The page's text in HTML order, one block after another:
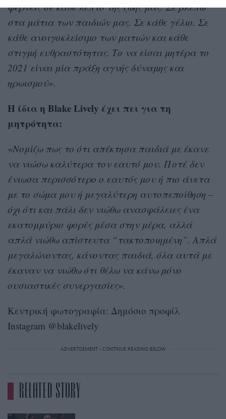
φέρνεις σε κάθε λεπτό της ζωής μας. Σε βλέπω
στα μάτια των παιδιών μας. Σε κάθε γέλιο. Σε
κάθε ανοιγοκλείσιμο των ματιών και κάθε
στιγμή ευθραστότητας. Το να είσαι μητέρα το
2021 είναι μία πράξη αγνής δύναμης και
ηρωισμού».
H ίδια η Blake Lively έχει πει για τη
μητρότητα:
«Νομίζω πως το ότι απέκτησα παιδιά με έκανε
να νιώσω καλύτερα τον εαυτό μου. Ποτέ δεν
ένιωσα περισσότερο ο εαυτός μου ή πιο άνετα
με το σώμα μου ή μεγαλύτερη αυτοπεποίθηση –
όχι ότι και πάλι δεν νιώθω ανασφάλειες ένα
εκατομμύριο φορές μέσα στην μέρα, αλλά
απλά νιώθω απίστευτα “τακτοποιημένη”. Απλά
μεγαλώνοντας, κάνοντας παιδιά, όλα αυτά με
έκαναν να νιώθω ότι θέλω να κάνω μόνο
ουσιαστικές συνεργασίες».
Κεντρική φωτογραφία: Δημόσιο προφίλ
Instagram @blakelively
ADVERTISEMENT - CONTINUE READING BELOW
RELATED STORY